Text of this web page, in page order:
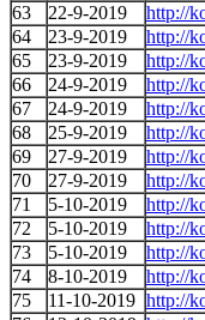
63
22-9-2019
http://
64
23-9-2019
http://
65
23-9-2019
http://
66
24-9-2019
http://
67
24-9-2019
http://
68
25-9-2019
http://
69
27-9-2019
http://
70
27-9-2019
http://
71
5-10-2019
http://
72
5-10-2019
http://
73
5-10-2019
http://
74
8-10-2019
http://
75
11-10-2019 http://